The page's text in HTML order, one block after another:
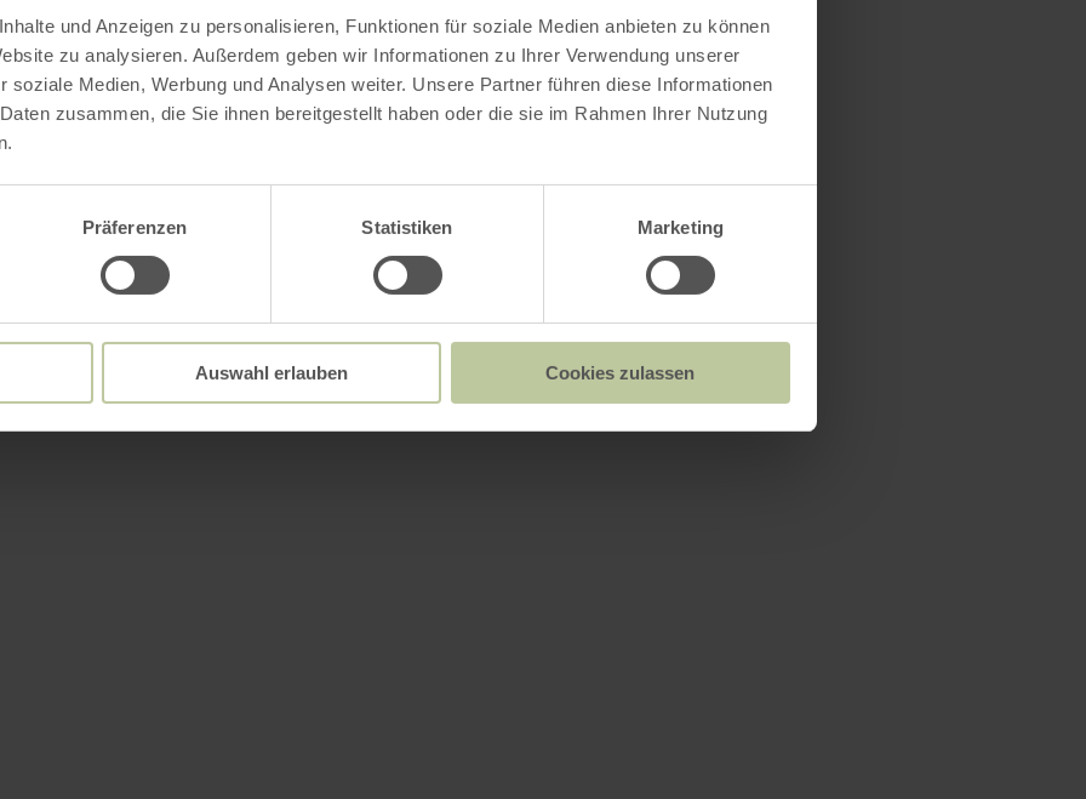
und Anzeigen zu personalisieren, Funktionen für soziale Medien anbieten zu können
zu analysieren. Außerdem geben wir Informationen zu Ihrer Verwendung unserer
soziale Medien, Werbung und Analysen weiter. Unsere Partner führen diese Informationen
zusammen, die Sie ihnen bereitgestellt haben oder die sie im Rahmen Ihrer Nutzung
Präferenzen Statistiken Marketing
Auswahl erlauben Cookies zulassen